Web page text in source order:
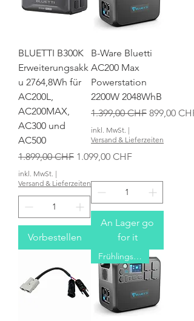
BLUETTI B300K
Erweiterungsakk
u 2764,8Wh für
AC200L,
AC200MAX,
AC300 und
AC500
Standardpreis
1.899,00 CHF Sale-Preis
1.099,00 CHF
inkl. MwSt. |
Versand & Lieferzeiten
Vorbestellen
B-Ware Bluetti
AC200 Max
Powerstation
2200W 2048WhB
Standardpreis
1.399,00 CHF Sale-Preis
899,00 CHF
inkl. MwSt. |
Versand & Lieferzeiten
An Lager go
for it
Frühlingsaktion